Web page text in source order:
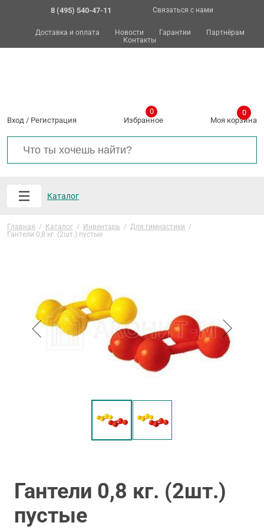
8 (495) 540-47-11 Связаться с нами
Доставка и оплата Новости Гарантии
Партнёрам
Контакты
Вход / Регистрация Избранное
0
Моя корзина
0
Каталог
Главная / Каталог / Инвентарь / Для гимнастики /
Гантели 0,8 кг. (2шт.) пустые
Гантели 0,8 кг. (2шт.)
пустые